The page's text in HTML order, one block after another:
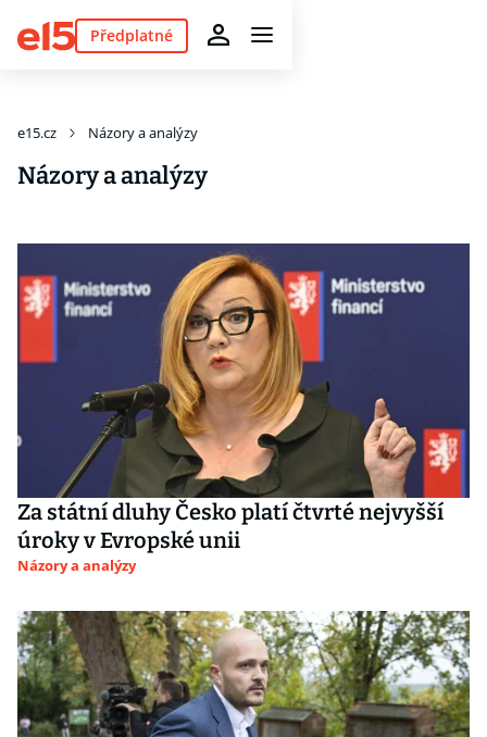
Předplatné
e15.cz Názory a analýzy
Názory a analýzy
Za státní dluhy Česko platí čtvrté nejvyšší
úroky v Evropské unii
Názory a analýzy